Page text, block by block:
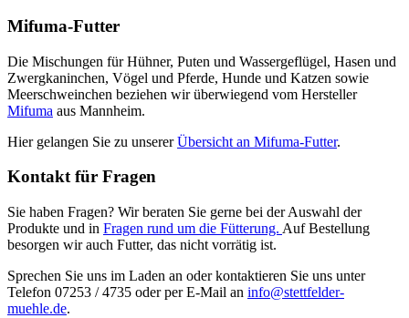
Mifuma-Futter
Die Mischungen für Hühner, Puten und Wassergeflügel, Hasen und
Zwergkaninchen, Vögel und Pferde, Hunde und Katzen sowie
Meerschweinchen beziehen wir überwiegend vom Hersteller
Mifuma aus Mannheim.
Hier gelangen Sie zu unsererÜbersicht an Mifuma-Futter.
Kontakt für Fragen
Sie haben Fragen? Wir beraten Sie gerne bei der Auswahl der
Produkte und in Fragen rund um die Fütterung. Auf Bestellung
besorgen wir auch Futter, das nicht vorrätig ist.
Sprechen Sie uns im Laden an oder kontaktieren Sie uns unter
Telefon 07253 / 4735 oder per E-Mail an info@stettfelder-
muehle.de.